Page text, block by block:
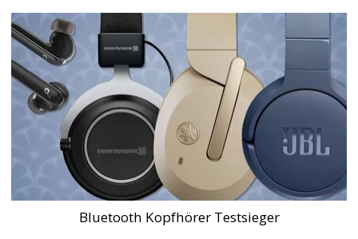
Bluetooth Kopfhörer Testsieger